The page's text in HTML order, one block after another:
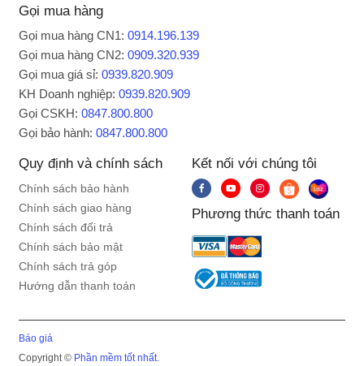
Kết nối với chúng tôi
Phương thức thanh toán
Gọi mua hàng
Gọi mua hàng CN1:0914.196.139
Gọi mua hàng CN2:0909.320.939
Gọi mua giá sỉ:0939.820.909
KH Doanh nghiệp:0939.820.909
Gọi CSKH:0847.800.800
Gọi bảo hành:0847.800.800
Quy định và chính sách
Chính sách bảo hành
Chính sách giao hàng
Chính sách đổi trả
Chính sách bảo mật
Chính sách trả góp
Hướng dẫn thanh toán
Báo giá
Copyright © Phần mềm tốt nhất.